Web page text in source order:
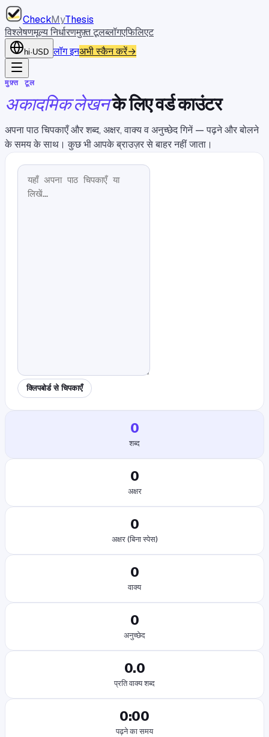
CheckMyThesis
विश्लेषणमूल्य निर्धारणमुफ़्त टूलब्लॉगएफिलिएट
hi·USD लॉग इनअभी स्कैन करें→
मुफ़्त टूल
अकादमिक लेखनके लिए वर्ड काउंटर
अपना पाठ चिपकाएँ और शब्द, अक्षर, वाक्य व अनुच्छेद गिनें — पढ़ने और बोलने
के समय के साथ। कुछ भी आपके ब्राउज़र से बाहर नहीं जाता।
क्लिपबोर्ड से चिपकाएँ
0
शब्द
0
अक्षर
0
अक्षर (बिना स्पेस)
0
वाक्य
0
अनुच्छेद
0.0
प्रति वाक्य शब्द
0:00
पढ़ने का समय